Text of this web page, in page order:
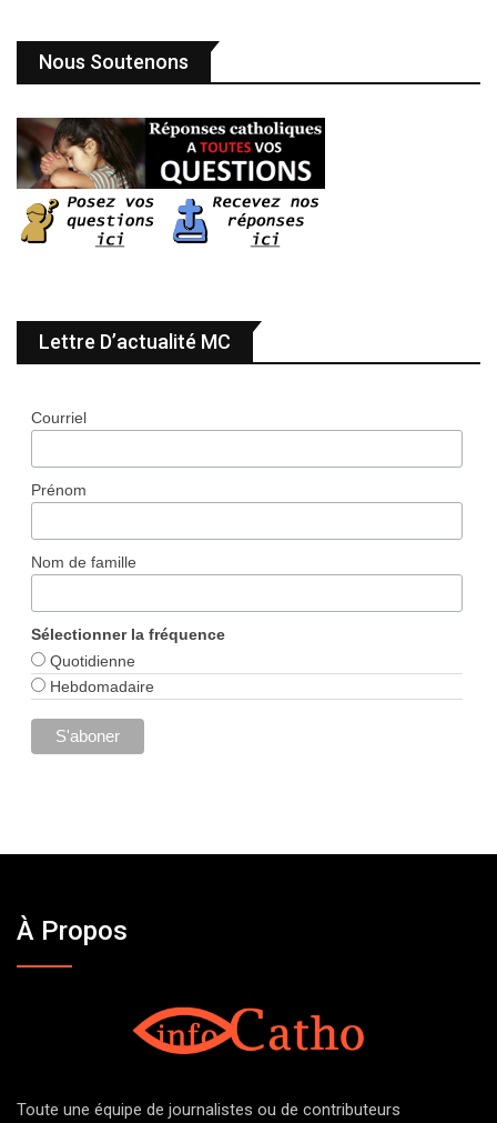
Nous Soutenons
Lettre D’actualité MC
Courriel
Prénom
Nom de famille
Sélectionner la fréquence
Quotidienne
Hebdomadaire
À Propos
Toute une équipe de journalistes ou de contributeurs